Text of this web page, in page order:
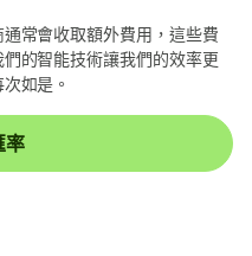
常會收取額外費用，這些費
的智能技術讓我們的效率更
如是。
率